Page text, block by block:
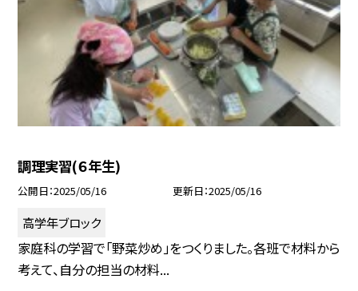
調理実習(６年生)
公開日 2025/05/16 更新日 2025/05/16
高学年ブロック
家庭科の学習で「野菜炒め」をつくりました。各班で材料から
考えて、自分の担当の材料...